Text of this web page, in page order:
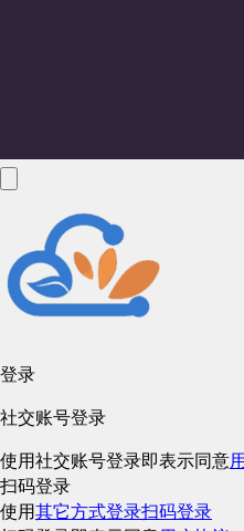
登录
社交账号登录
使用社交账号登录即表示同意
扫码登录
使用其它方式登录扫码登录